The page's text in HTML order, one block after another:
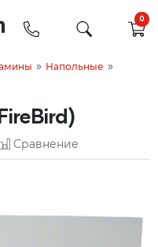
0
» Напольные »
Сравнение